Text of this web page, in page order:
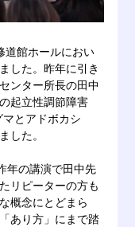
道館ホールにおい
した。昨年に引き
ンター所長の田中
起立性調節障害
マとアドボカシ
した。
年の講演で田中先
リピーターの方も
概念にとどまら
あり方」にまで踏